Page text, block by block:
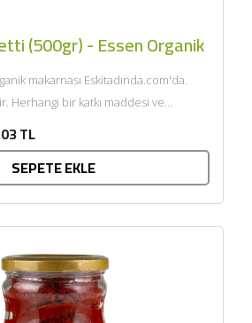
(500gr) - Essen Organik
makarnası Eskitadında.com'da.
Herhangi bir katkı maddesi ve
sertifikalandı......
TL
SEPETE EKLE